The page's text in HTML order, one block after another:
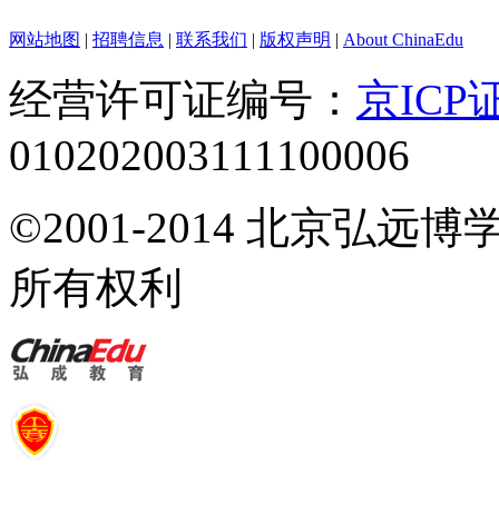
网站地图 | 招聘信息 | 联系我们 | 版权声明 | About ChinaEdu
经营许可证编号： 京ICP
010202003111100006
©2001-2014 北京弘远博
所有权利